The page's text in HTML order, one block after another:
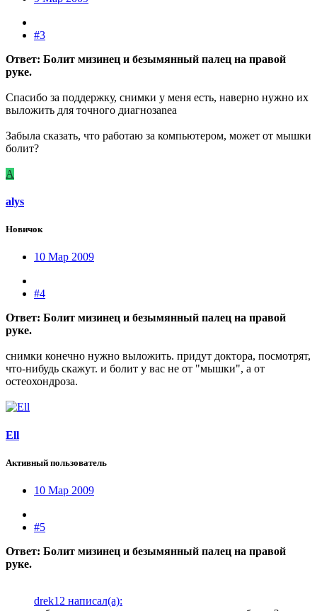
#3
Ответ: Болит мизинец и безымянный палец на правой
руке.
Спасибо за поддержку, снимки у меня есть, наверно нужно их
выложить для точного диагнозаnea
Забыла сказать, что работаю за компьютером, может от мышки
болит?
A
alys
Новичок
10 Мар 2009
#4
Ответ: Болит мизинец и безымянный палец на правой
руке.
снимки конечно нужно выложить. придут доктора, посмотрят,
что-нибудь скажут. и болит у вас не от "мышки", а от
остеохондроза.
Ell
Активный пользователь
10 Мар 2009
#5
Ответ: Болит мизинец и безымянный палец на правой
руке.
drek12 написал(а):